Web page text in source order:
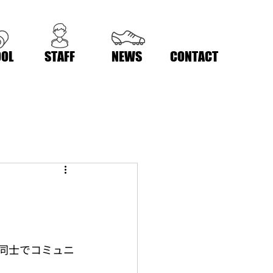
STAFF NEWS CONTACT
士でコミュニ